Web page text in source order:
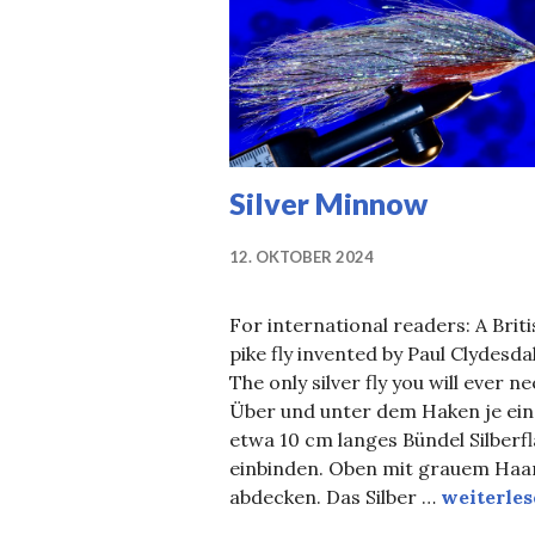
Silver Minnow
12. OKTOBER 2024
For international readers: A
pike fly invented by Paul
The only silver fly you will ever
Über und unter dem Haken je ein
etwa 10 cm langes Bündel
einbinden. Oben mit grauem
abdecken. Das Silber … Silver